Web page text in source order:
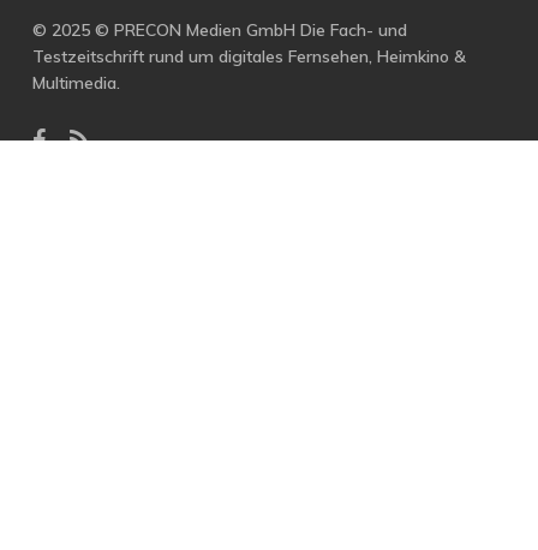
© 2025 © PRECON Medien GmbH Die Fach- und
Testzeitschrift rund um digitales Fernsehen, Heimkino &
Multimedia.
facebook
RSS